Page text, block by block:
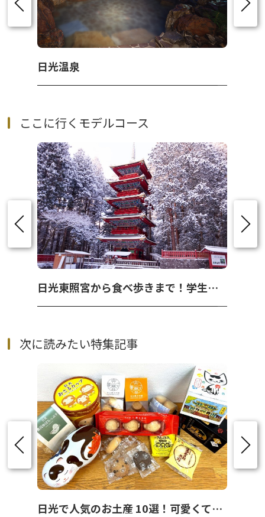
日光温泉
ここに行くモデルコース
日光東照宮から食べ歩きまで！学生旅行で楽しむ日光観光
次に読みたい特集記事
日光で人気のお土産 10選！可愛くて美味しいお菓子を紹介！